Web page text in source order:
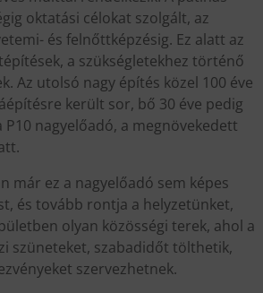
oktatási célokat szolgált, az
és felnőttképzésig. Ez alatt az
a szükségletekhez történő
Az utolsó nagy építés közel 100 éve
került sor, bő 30 éve pedig
nagyelőadó, a megnövekedett
már ez a nagyelőadó sem képes
és tovább rontja a helyzetünket,
olyan közösségi terek, ahol a
szüneteket, szabadidőt tölthetik,
szervezhetnek.